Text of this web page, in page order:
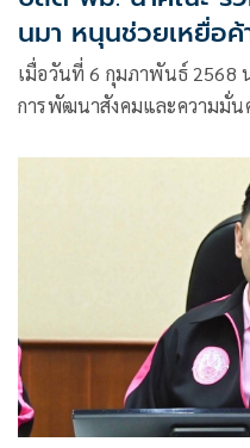
นมา หนุนช่วยเหยื่อ
ถกระบบคุ้มครองเด็
ตามชายแดน
เมื่อวันที่ 6 กุมภาพันธ์ 2568 นายอนุกู
การพัฒนาสังคมและความมั่
เกี่ยวข้อง ได้แก่ สำนักงานค